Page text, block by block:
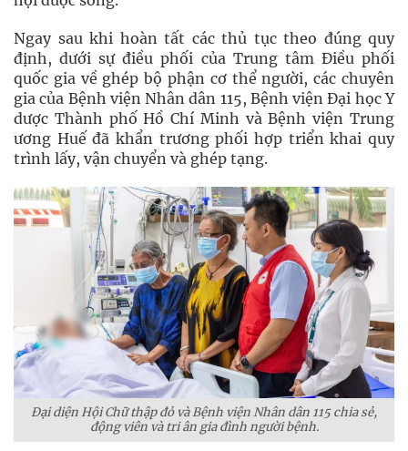
Ngay sau khi hoàn tất các thủ tục theo đúng quy
định, dưới sự điều phối của Trung tâm Điều phối
quốc gia về ghép bộ phận cơ thể người, các chuyên
gia của Bệnh viện Nhân dân 115, Bệnh viện Đại học Y
dược Thành phố Hồ Chí Minh và Bệnh viện Trung
ương Huế đã khẩn trương phối hợp triển khai quy
trình lấy, vận chuyển và ghép tạng.
Đại diện Hội Chữ thập đỏ và Bệnh viện Nhân dân 115 chia sẻ,
động viên và tri ân gia đình người bệnh.